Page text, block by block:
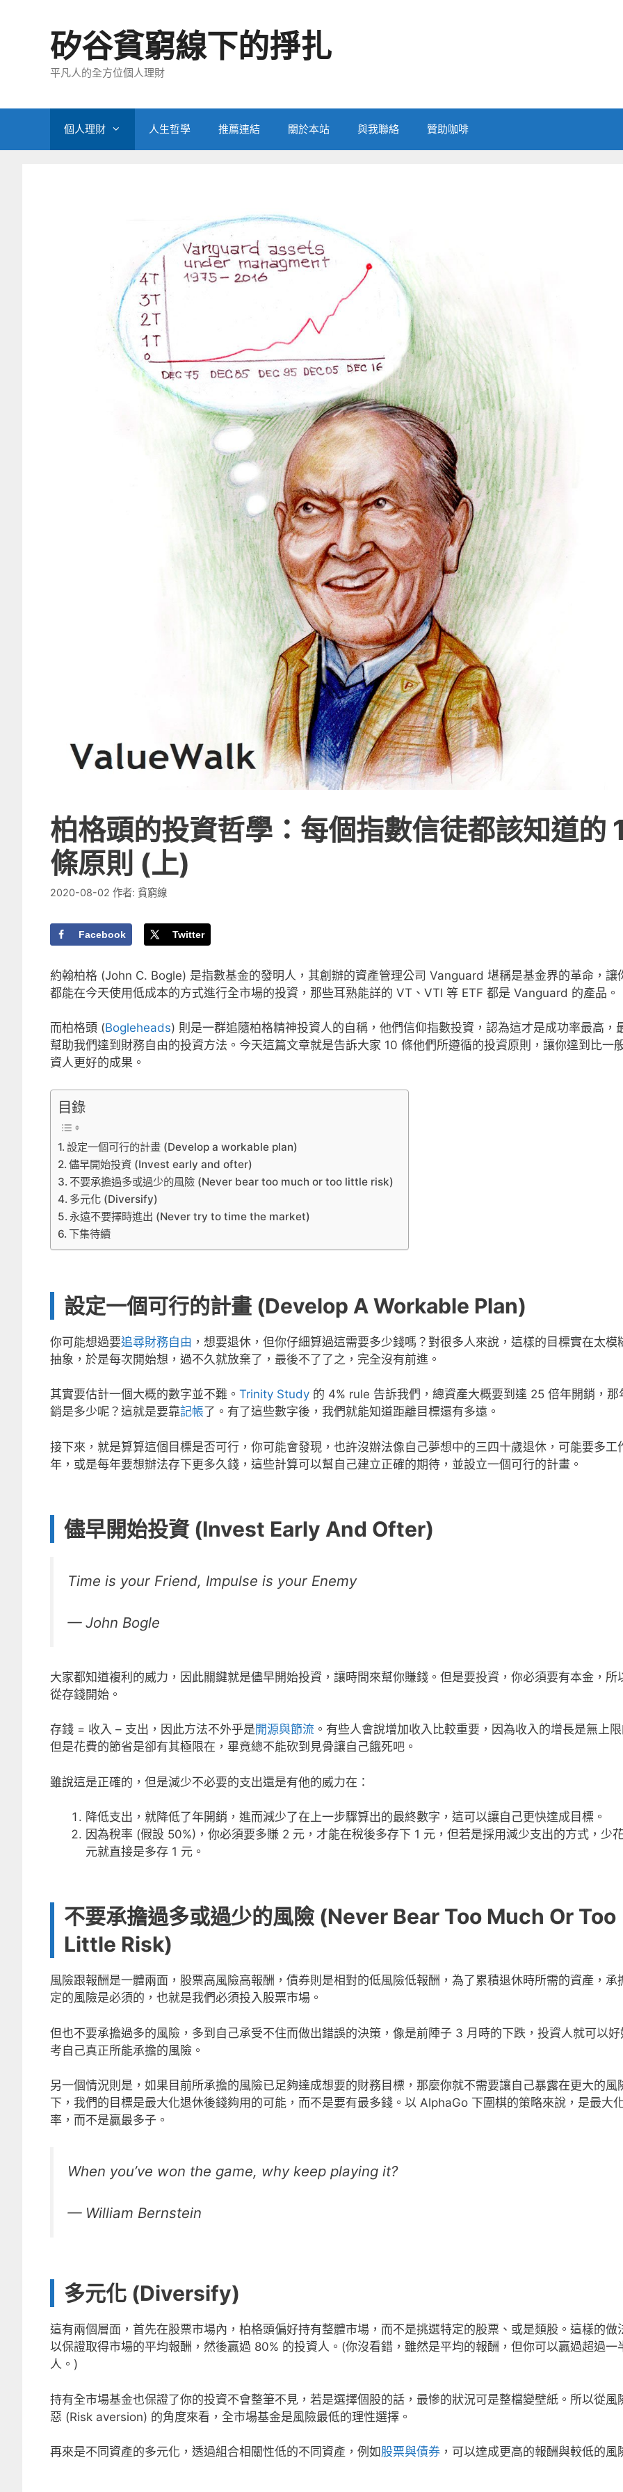
矽谷貧窮線下的掙扎
平凡人的全方位個人理財
個人理財 人生哲學 推薦連結 關於本站 與我聯絡 贊助咖啡
柏格頭的投資哲學：每個指數信徒都該知道的
條原則 (上)
2020-08-02 作者: 貧窮線
Facebook Twitter
約翰柏格 (John C. Bogle) 是指數基金的發明人，其創辦的資產管理公司 Vanguard 堪稱是基金界的革命，讓
都能在今天使用低成本的方式進行全市場的投資，那些耳熟能詳的 VT、VTI 等 ETF 都是 Vanguard 的產品。
而柏格頭 (Bogleheads) 則是一群追隨柏格精神投資人的自稱，他們信仰指數投資，認為這才是成功率最高，
幫助我們達到財務自由的投資方法。今天這篇文章就是告訴大家 10 條他們所遵循的投資原則，讓你達到比一
資人更好的成果。
目錄
設定一個可行的計畫 (Develop a workable plan)
儘早開始投資 (Invest early and ofter)
不要承擔過多或過少的風險 (Never bear too much or too little risk)
多元化 (Diversify)
永遠不要擇時進出 (Never try to time the market)
下集待續
設定一個可行的計畫 (Develop A Workable Plan)
你可能想過要追尋財務自由 ，想要退休，但你仔細算過這需要多少錢嗎？對很多人來說，這樣的目標實在太模
抽象，於是每次開始想，過不久就放棄了，最後不了了之，完全沒有前進。
其實要估計一個大概的數字並不難。 Trinity Study 的 4% rule 告訴我們，總資產大概要到達 25 倍年開銷，那
銷是多少呢？這就是要靠記帳了。有了這些數字後，我們就能知道距離目標還有多遠。
接下來，就是算算這個目標是否可行，你可能會發現，也許沒辦法像自己夢想中的三四十歲退休，可能要多工
年，或是每年要想辦法存下更多久錢，這些計算可以幫自己建立正確的期待，並設立一個可行的計畫。
儘早開始投資 (Invest Early And Ofter)
Time is your Friend, Impulse is your Enemy
— John Bogle
大家都知道複利的威力，因此關鍵就是儘早開始投資，讓時間來幫你賺錢。但是要投資，你必須要有本金，所
從存錢開始。
存錢 = 收入 – 支出，因此方法不外乎是開源與節流 。有些人會說增加收入比較重要，因為收入的增長是無上
但是花費的節省是卻有其極限在，畢竟總不能砍到見骨讓自己餓死吧。
雖說這是正確的，但是減少不必要的支出還是有他的威力在：
降低支出，就降低了年開銷，進而減少了在上一步驟算出的最終數字，這可以讓自己更快達成目標。
因為稅率 (假設 50%)，你必須要多賺 2 元，才能在稅後多存下 1 元，但若是採用減少支出的方式，少
元就直接是多存 1 元。
不要承擔過多或過少的風險 (Never Bear Too Much Or Too
Little Risk)
風險跟報酬是一體兩面，股票高風險高報酬，債券則是相對的低風險低報酬，為了累積退休時所需的資產，承
定的風險是必須的，也就是我們必須投入股票市場。
但也不要承擔過多的風險，多到自己承受不住而做出錯誤的決策，像是前陣子 3 月時的下跌，投資人就可以好
考自己真正所能承擔的風險。
另一個情況則是，如果目前所承擔的風險已足夠達成想要的財務目標，那麼你就不需要讓自己暴露在更大的風
下，我們的目標是最大化退休後錢夠用的可能，而不是要有最多錢。以 AlphaGo 下圍棋的策略來說，是最大
率，而不是贏最多子。
When you’ve won the game, why keep playing it?
— William Bernstein
多元化 (Diversify)
這有兩個層面，首先在股票市場內，柏格頭偏好持有整體市場，而不是挑選特定的股票、或是類股。這樣的做
以保證取得市場的平均報酬，然後贏過 80% 的投資人。(你沒看錯，雖然是平均的報酬，但你可以贏過超過一
人。)
持有全市場基金也保證了你的投資不會整筆不見，若是選擇個股的話，最慘的狀況可是整檔變壁紙。所以從風
惡 (Risk aversion) 的角度來看，全市場基金是風險最低的理性選擇。
再來是不同資產的多元化，透過組合相關性低的不同資產，例如 股票與債券 ，可以達成更高的報酬與較低的風